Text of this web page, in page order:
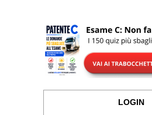
LOGIN